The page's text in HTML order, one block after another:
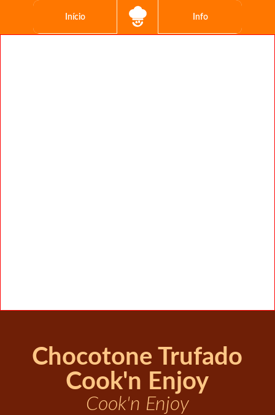
Início Info
Chocotone Trufado
Cook'n Enjoy
Cook'n Enjoy